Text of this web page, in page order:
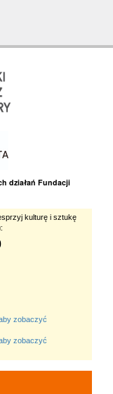
działań Fundacji
kulturę i sztukę
zobaczyć
zobaczyć